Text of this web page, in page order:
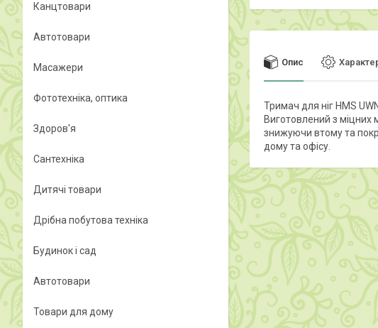
Опис
Тримач для ніг HMS
Виготовлений з міцних
знижуючи втому та
дому та офісу.
Канцтовари
Автотовари
Масажери
Фототехніка, оптика
Здоров'я
Сантехніка
Дитячі товари
Дрібна побутова техніка
Будинок і сад
Автотовари
Товари для дому